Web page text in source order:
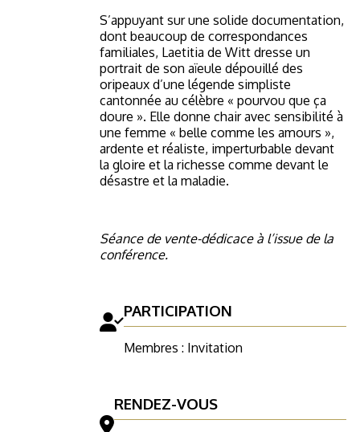
S’appuyant sur une solide documentation,
dont beaucoup de correspondances
familiales, Laetitia de Witt dresse un
portrait de son aïeule dépouillé des
oripeaux d’une légende simpliste
cantonnée au célèbre « pourvou que ça
doure ». Elle donne chair avec sensibilité à
une femme « belle comme les amours »,
ardente et réaliste, imperturbable devant
la gloire et la richesse comme devant le
désastre et la maladie.
Séance de vente-dédicace à l’issue de la
conférence.
PARTICIPATION
Membres : Invitation
RENDEZ-VOUS